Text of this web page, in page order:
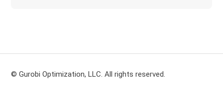
© Gurobi Optimization, LLC. All rights reserved.